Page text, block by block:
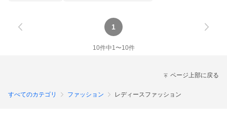
1
10件中1〜10件
ページ上部に戻る
すべてのカテゴリ ファッション レディースファッション